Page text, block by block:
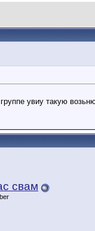
увиу такую
свам